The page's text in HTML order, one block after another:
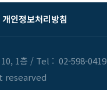
개인정보처리방침
1층 / Tel : 02-598-0419